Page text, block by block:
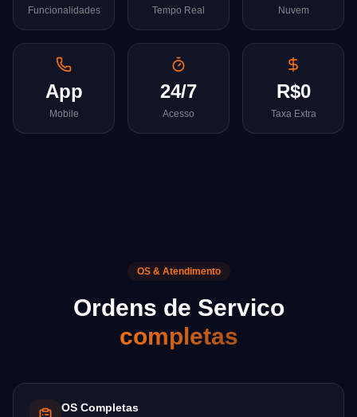
Funcionalidades Tempo Real Nuvem
App
Mobile
24/7
Acesso
R$0
Taxa Extra
OS & Atendimento
Ordens de Servico
completas
OS Completas